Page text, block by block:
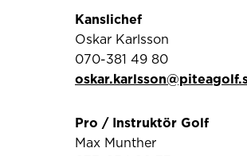
Kanslichef
Oskar Karlsson
070-381 49 80
Pro / Instruktör Golf
Max Munther